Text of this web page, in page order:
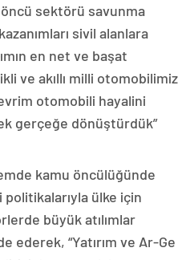
sektörü savunma
sivil alanlara
en net ve başat
ve akıllı milli otomobilimiz
otomobili hayalini
gerçeğe dönüştürdük”
kamu öncülüğünde
ülke için
büyük atılımlar
“Yatırım ve Ar-Ge